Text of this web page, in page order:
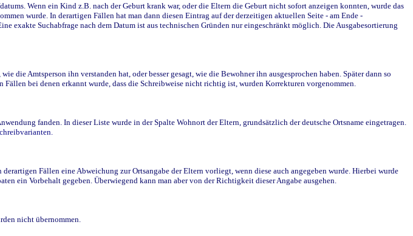
Wenn ein Kind z.B. nach der Geburt krank war, oder die Eltern die Geburt nicht sofort anzeigen konnten, wurde das
wurde. In derartigen Fällen hat man dann diesen Eintrag auf der derzeitigen aktuellen Seite - am Ende -
exakte Suchabfrage nach dem Datum ist aus technischen Gründen nur eingeschränkt möglich. Die Ausgabesortierung
Amtsperson ihn verstanden hat, oder besser gesagt, wie die Bewohner ihn ausgesprochen haben. Später dann so
bei denen erkannt wurde, dass die Schreibweise nicht richtig ist, wurden Korrekturen vorgenommen.
fanden. In dieser Liste wurde in der Spalte Wohnort der Eltern, grundsätzlich der deutsche Ortsname eingetragen.
Fällen eine Abweichung zur Ortsangabe der Eltern vorliegt, wenn diese auch angegeben wurde. Hierbei wurde
ein Vorbehalt gegeben. Überwiegend kann man aber von der Richtigkeit dieser Angabe ausgehen.
nicht übernommen.